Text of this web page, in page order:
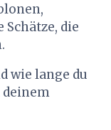
die
wie lange du